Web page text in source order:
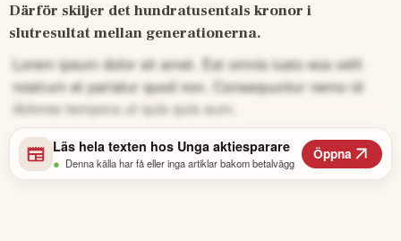
Därför skiljer det hundratusentals kronor i
slutresultat mellan generationerna.
Lorem ipsum dolor sit amet. Est omnis iusto eos velit
nostrum et pariatur quod non. Consequuntur nemo id
dolores tempora ut quis quis eum.
Läs hela texten hos Unga aktiesparare
• Denna källa har få eller inga artiklar bakom betalvägg
Öppna